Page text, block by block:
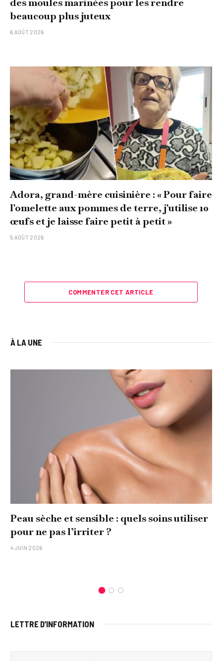
beaucoup plus juteux
6 AOÛT 2026
Adora, grand-mère cuisinière : « Pour faire
l'omelette aux pommes de terre, j'utilise 10
œufs et je laisse faire petit à petit »
5 AOÛT 2026
COMMENTER CET ARTICLE
À LA UNE
Peau sèche et sensible : quels soins utiliser
pour ne pas l’irriter ?
4 JUIN 2026
LETTRE D’INFORMATION